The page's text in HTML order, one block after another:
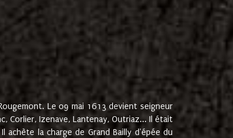
Le 09 mai 1613 devient seigneur
Corlier, Izenave, Lantenay, Outriaz... Il était
la charge de Grand Bailly d'épée du